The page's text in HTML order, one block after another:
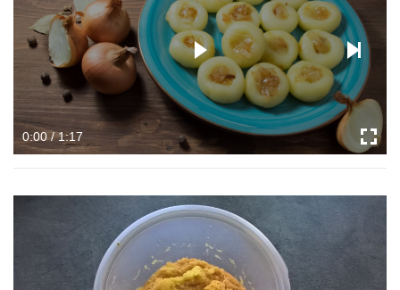
0:00 / 1:17